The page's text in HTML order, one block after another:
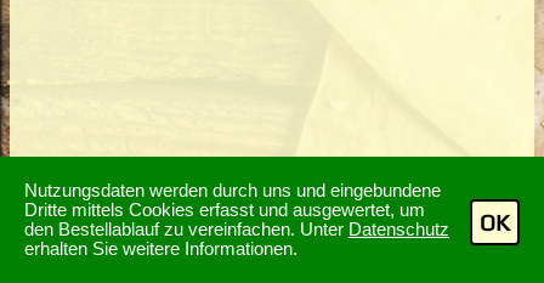
Nutzungsdaten werden durch uns und eingebundene
Dritte mittels Cookies erfasst und ausgewertet, um
den Bestellablauf zu vereinfachen. Unter Datenschutz
erhalten Sie weitere Informationen.
OK